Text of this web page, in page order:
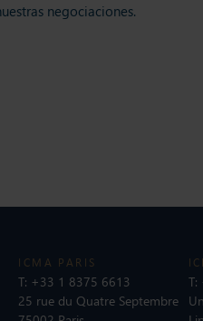
negociaciones.
ICMA PARIS
T: +33 1 8375 6613
25 rue du Quatre Septembre
T: